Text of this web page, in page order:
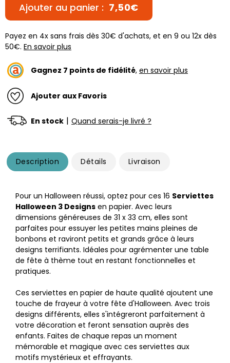
Ajouter au panier : 7,50€
Payez en 4x sans frais dès 30€ d'achats, et en 9 ou 12x dès
50€. En savoir plus
Gagnez 7 points de fidélité, en savoir plus
Ajouter aux Favoris
En stock | Quand serais-je livré ?
Description Détails Livraison
Pour un Halloween réussi, optez pour ces 16 Serviettes
Halloween 3 Designs en papier. Avec leurs
dimensions généreuses de 31 x 33 cm, elles sont
parfaites pour essuyer les petites mains pleines de
bonbons et raviront petits et grands grâce à leurs
designs terrifiants. Idéales pour agrémenter une table
de fête à thème tout en restant fonctionnelles et
pratiques.
Ces serviettes en papier de haute qualité ajoutent une
touche de frayeur à votre fête d'Halloween. Avec trois
designs différents, elles s'intégreront parfaitement à
votre décoration et feront sensation auprès des
enfants. Faites de chaque repas un moment
mémorable et magique avec ces serviettes aux
motifs mystérieux et effrayants.